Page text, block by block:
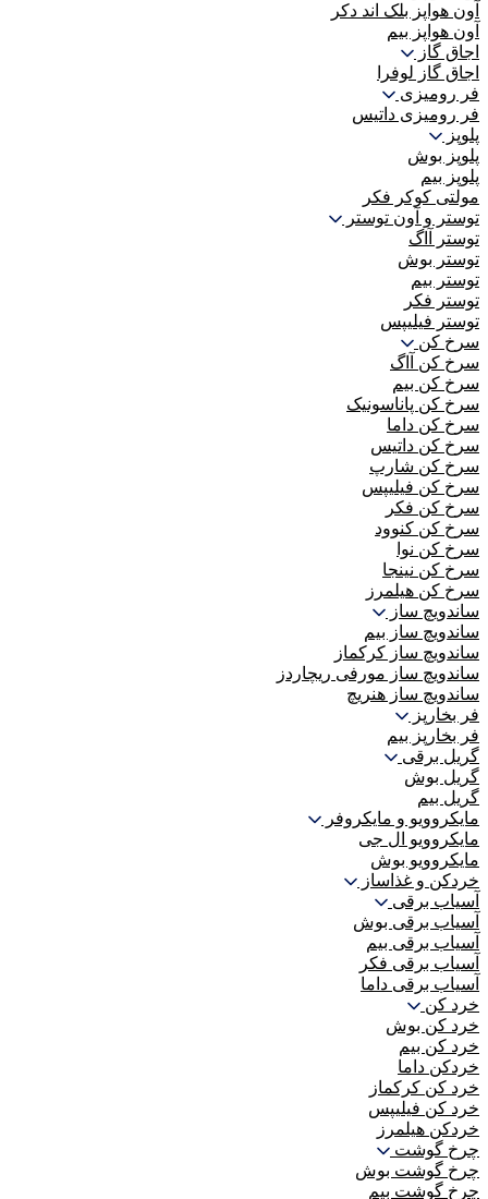
آون هواپز بلک اند دکر
آون هواپز بیم
اجاق گاز
اجاق گاز لوفرا
فر رومیزی
فر رومیزی داتیس
پلوپز
پلوپز بوش
پلوپز بیم
مولتی کوکر فکر
توستر و آون توستر
توستر آاگ
توستر بوش
توستر بیم
توستر فکر
توستر فیلیپس
سرخ کن
سرخ کن آاگ
سرخ کن بیم
سرخ کن پاناسونیک
سرخ کن داما
سرخ کن داتیس
سرخ کن شارپ
سرخ کن فیلیپس
سرخ کن فکر
سرخ کن کنوود
سرخ کن نوا
سرخ کن نینجا
سرخ کن هیلمرز
ساندویچ ساز
ساندویچ ساز بیم
ساندویچ ساز کرکماز
ساندویچ ساز مورفی ریچاردز
ساندویچ ساز هنریچ
فر بخارپز
فر بخارپز بیم
گریل برقی
گریل بوش
گریل بیم
مایکروویو و مایکروفر
مایکروویو ال جی
مایکروویو بوش
خردکن و غذاساز
آسیاب برقی
آسیاب برقی بوش
آسیاب برقی بیم
آسیاب برقی فکر
آسیاب برقی داما
خرد کن
خرد کن بوش
خرد کن بیم
خردکن داما
خرد کن کرکماز
خرد کن فیلیپس
خردکن هیلمرز
چرخ گوشت
چرخ گوشت بوش
چرخ گوشت بیم